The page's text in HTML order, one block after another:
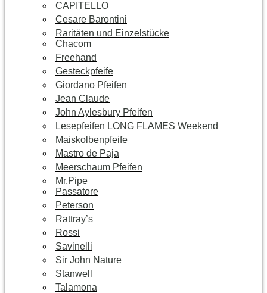
CAPITELLO
Cesare Barontini
Raritäten und Einzelstücke
Chacom
Freehand
Gesteckpfeife
Giordano Pfeifen
Jean Claude
John Aylesbury Pfeifen
Lesepfeifen LONG FLAMES Weekend
Maiskolbenpfeife
Mastro de Paja
Meerschaum Pfeifen
Mr.Pipe
Passatore
Peterson
Rattray’s
Rossi
Savinelli
Sir John Nature
Stanwell
Talamona